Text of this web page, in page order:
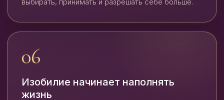
06
Изобилие начинает наполнять
жизнь